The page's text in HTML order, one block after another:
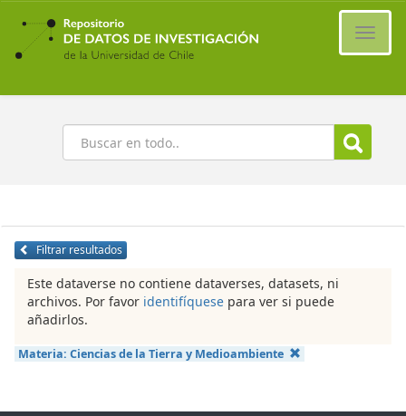
Ir
contenido
principal
Buscar
Filtrar resultados
Este dataverse no contiene dataverses, datasets, ni
archivos. Por favor identifíquese para ver si puede
añadirlos.
Materia: Ciencias de la Tierra y Medioambiente